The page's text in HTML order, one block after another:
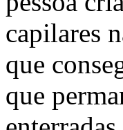
capilares
que
que